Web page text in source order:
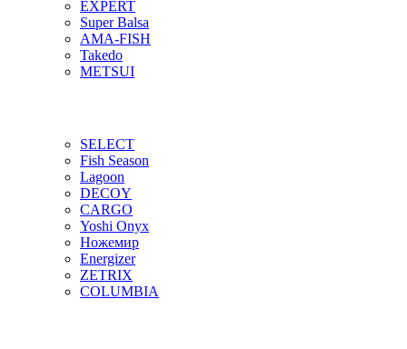
EXPERT
Super Balsa
AMA-FISH
Takedo
METSUI
SELECT
Fish Season
Lagoon
DECOY
CARGO
Yoshi Onyx
Ножемир
Energizer
ZETRIX
COLUMBIA